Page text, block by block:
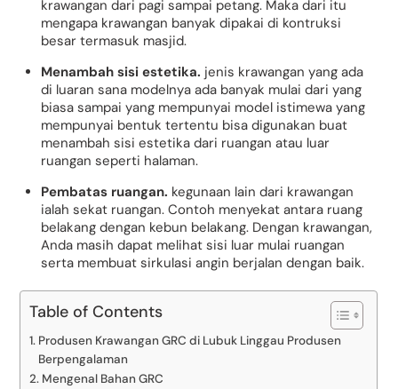
krawangan dari pagi sampai petang. Maka dari itu
mengapa krawangan banyak dipakai di kontruksi
besar termasuk masjid.
Menambah sisi estetika. jenis krawangan yang ada
di luaran sana modelnya ada banyak mulai dari yang
biasa sampai yang mempunyai model istimewa yang
mempunyai bentuk tertentu bisa digunakan buat
menambah sisi estetika dari ruangan atau luar
ruangan seperti halaman.
Pembatas ruangan. kegunaan lain dari krawangan
ialah sekat ruangan. Contoh menyekat antara ruang
belakang dengan kebun belakang. Dengan krawangan,
Anda masih dapat melihat sisi luar mulai ruangan
serta membuat sirkulasi angin berjalan dengan baik.
Table of Contents
Produsen Krawangan GRC di Lubuk Linggau Produsen
Berpengalaman
Mengenal Bahan GRC